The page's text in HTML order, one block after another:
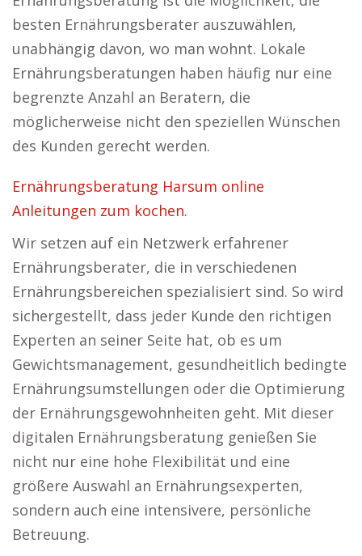
besten Ernährungsberater auszuwählen,
unabhängig davon, wo man wohnt. Lokale
Ernährungsberatungen haben häufig nur eine
begrenzte Anzahl an Beratern, die
möglicherweise nicht den speziellen Wünschen
des Kunden gerecht werden.
Ernährungsberatung Harsum online
Anleitungen zum kochen.
Wir setzen auf ein Netzwerk erfahrener
Ernährungsberater, die in verschiedenen
Ernährungsbereichen spezialisiert sind. So wird
sichergestellt, dass jeder Kunde den richtigen
Experten an seiner Seite hat, ob es um
Gewichtsmanagement, gesundheitlich bedingte
Ernährungsumstellungen oder die Optimierung
der Ernährungsgewohnheiten geht. Mit dieser
digitalen Ernährungsberatung genießen Sie
nicht nur eine hohe Flexibilität und eine
größere Auswahl an Ernährungsexperten,
sondern auch eine intensivere, persönliche
Betreuung.